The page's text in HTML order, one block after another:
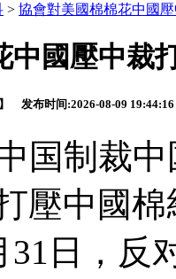
> 協會對美國棉棉花中國
中國壓中裁
发布时间:2026-08-09 19:44:16
制裁中
壓中國
31日，反